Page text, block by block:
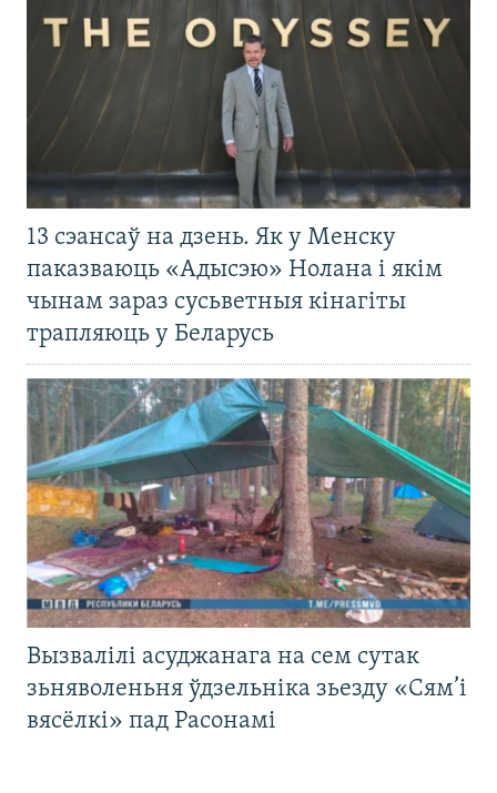
13 сэансаў на дзень. Як у Менску
паказваюць «Адысэю» Нолана і якім
чынам зараз сусьветныя кінагіты
трапляюць у Беларусь
Вызвалілі асуджанага на сем сутак
зьняволеньня ўдзельніка зьезду «Сям’і
вясёлкі» пад Расонамі